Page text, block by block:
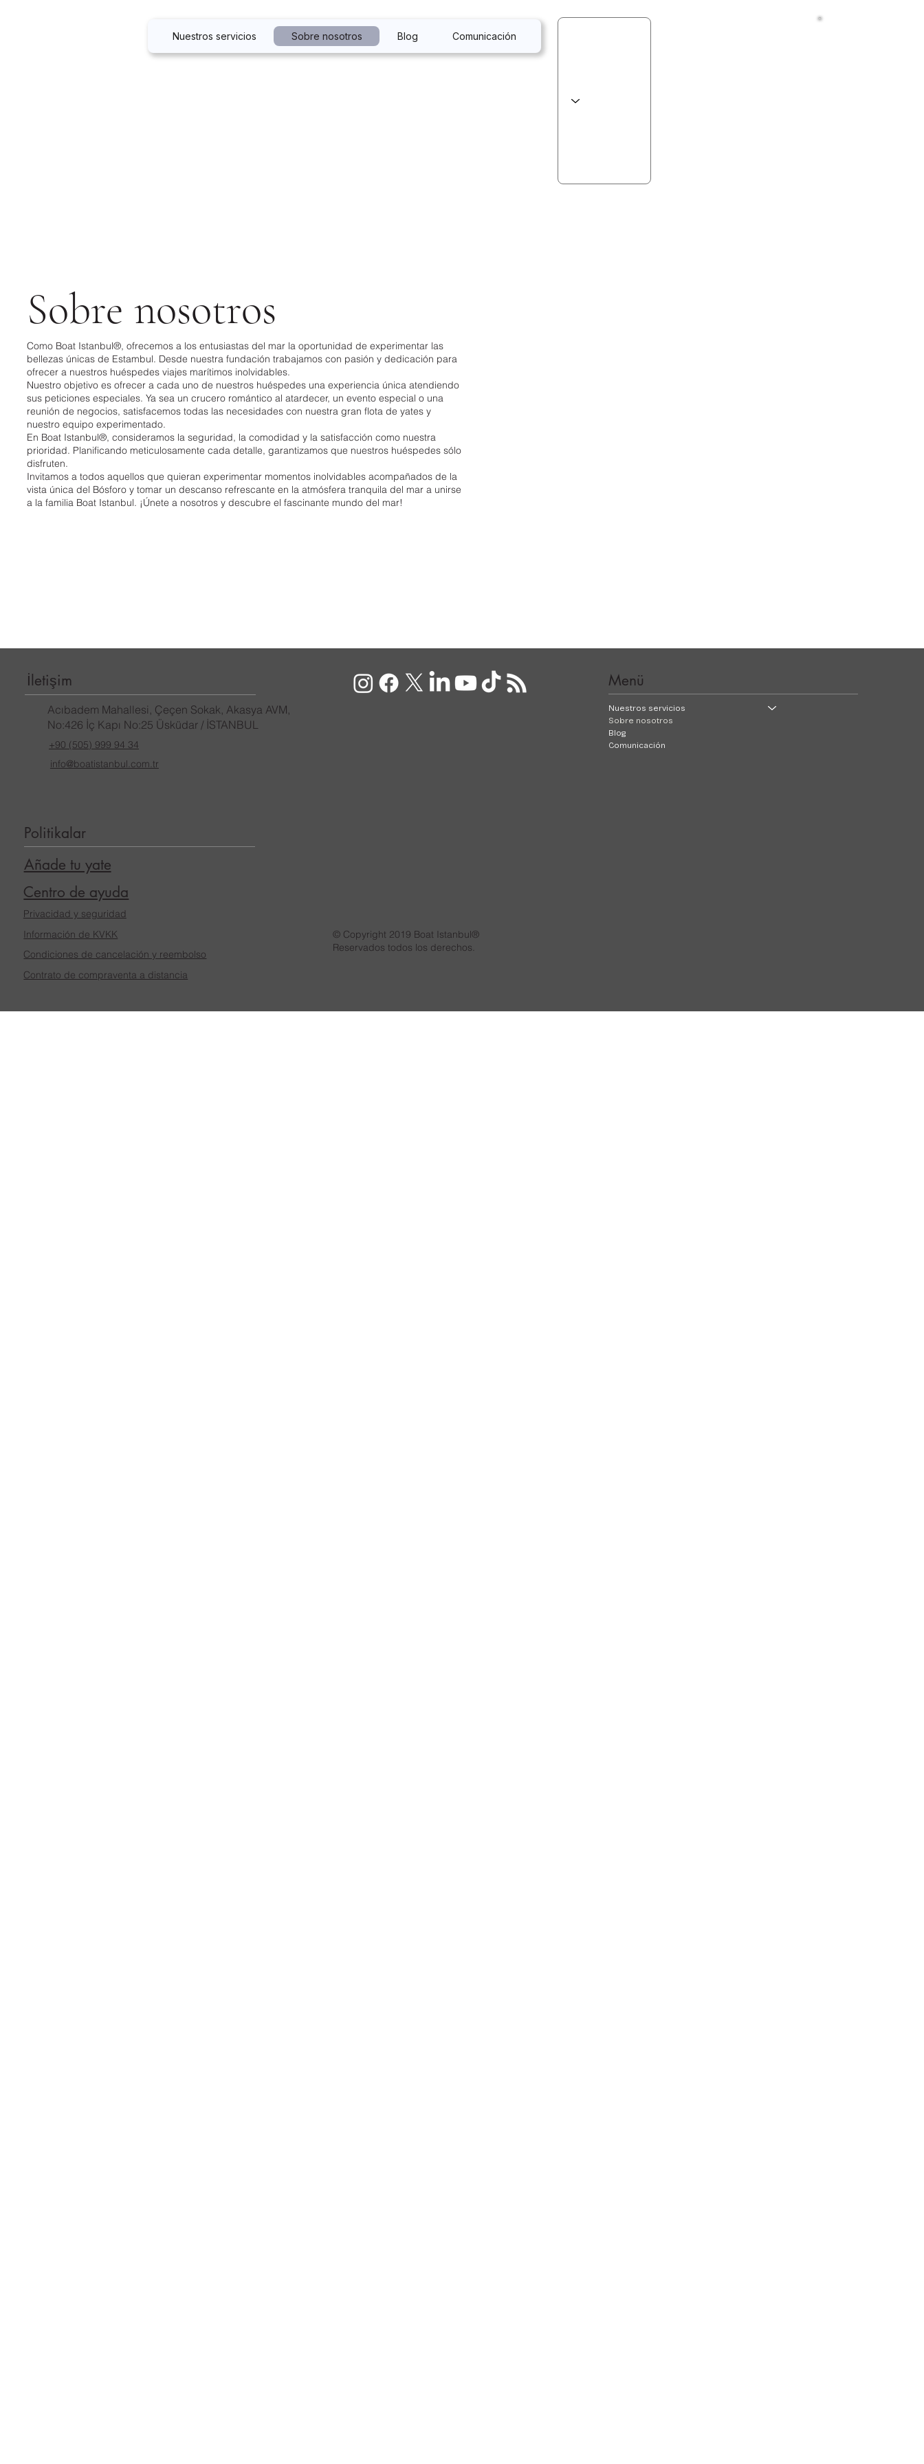
Nuestros servicios Sobre nosotros Blog Comunicación
Sobre nosotros
Como Boat Istanbul®, ofrecemos a los entusiastas del mar la oportunidad de experimentar las
bellezas únicas de Estambul. Desde nuestra fundación trabajamos con pasión y dedicación para
ofrecer a nuestros huéspedes viajes marítimos inolvidables.
Nuestro objetivo es ofrecer a cada uno de nuestros huéspedes una experiencia única atendiendo
sus peticiones especiales. Ya sea un crucero romántico al atardecer, un evento especial o una
reunión de negocios, satisfacemos todas las necesidades con nuestra gran flota de yates y
nuestro equipo experimentado.
En Boat Istanbul®, consideramos la seguridad, la comodidad y la satisfacción como nuestra
prioridad. Planificando meticulosamente cada detalle, garantizamos que nuestros huéspedes sólo
disfruten.
Invitamos a todos aquellos que quieran experimentar momentos inolvidables acompañados de la
vista única del Bósforo y tomar un descanso refrescante en la atmósfera tranquila del mar a unirse
a la familia Boat Istanbul. ¡Únete a nosotros y descubre el fascinante mundo del mar!
İletişim
Acıbadem Mahallesi, Çeçen Sokak, Akasya AVM,
No:426 İç Kapı No:25 Üsküdar / İSTANBUL
+90 (505) 999 94 34
info@boatistanbul.com.tr
Politikalar
Añade tu yate
Centro de ayuda
Privacidad y seguridad
Información de KVKK
Condiciones de cancelación y reembolso
Contrato de compraventa a distancia
© Copyright 2019 Boat Istanbul®
Reservados todos los derechos.
Menü
Nuestros servicios
Sobre nosotros
Blog
Comunicación